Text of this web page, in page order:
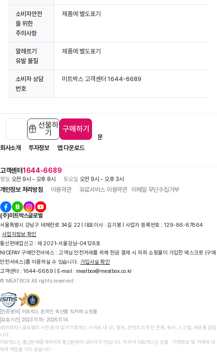
소비자안전
을 위한
주의사항
제품에 별도표기
알레르기
유발 물질
제품에 별도표기
소비자 상담
번호
미트박스 고객센터 1644-6689
선물하
기
구매하기
고객센터1644-6689
평일 오전 9시 - 오후 8시 토요일 오전 9시 - 오후 3시
입점 제휴 문의 1:1 문의
자주 묻는 질문
회사소개
투자정보 앱 다운로드
개인정보 처리방침 이용약관 유료서비스 이용약관 이메일 무단수집거부
(주)미트박스글로벌
서울특별시 강남구 테헤란로 34길 22 | 대표이사 : 김기봉 | 사업자 등록번호 : 129-86-87864
사업자정보 확인
통신판매업신고 : 제 2021-서울강남-04128호
NICEPAY 구매안전서비스 : 고객님 안전거래를 위해 현금 결제 시 저희 쇼핑몰이 가입한 에스크로 (구매
안전서비스)를 이용하실 수 있습니다. 가입사실 확인
고객센터 : 1644-6689 | E-mail : meatbox@meatbox.co.kr
© MEATBOX All rights reserved
[인증범위] 미트박스 온라인 축산물 직거래 쇼핑몰
[유효기간] 2023.11.15- 2026.11.14
㈜미트박스글로벌의 사전 동의 없이 미트박스 사이트 내 UI, 정보, 콘텐츠의 무단 전재, 복사, 스크랩, 배포를 금합
니다.
미트박스는 통신판매중개자이며 통신판매의 당사자가 아닙니다. 따라서 미트박스는 상품 ∙ 거래정보 및 거래에 대
하여 책임을 지지 않습니다.